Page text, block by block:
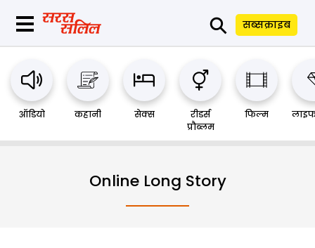
⚲ सब्सक्राइब
ऑडियो कहानी सेक्स
रीडर्स
प्रौब्लम
फिल्म
Online Long Story